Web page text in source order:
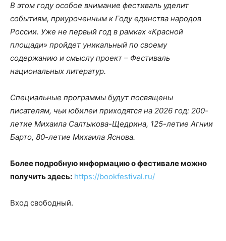
В этом году особое внимание фестиваль уделит
событиям, приуроченным к Году единства народов
России. Уже не первый год в рамках «Красной
площади» пройдет уникальный по своему
содержанию и смыслу проект – Фестиваль
национальных литератур.
Специальные программы будут посвящены
писателям, чьи юбилеи приходятся на 2026 год: 200-
летие Михаила Салтыкова-Щедрина, 125-летие Агнии
Барто, 80-летие Михаила Яснова.
Более подробную информацию о фестивале можно
получить здесь: https://bookfestival.ru/
Вход свободный.